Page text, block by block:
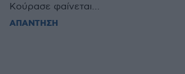
Κούρασε φαίνεται…
ΑΠΑΝΤΗΣΗ